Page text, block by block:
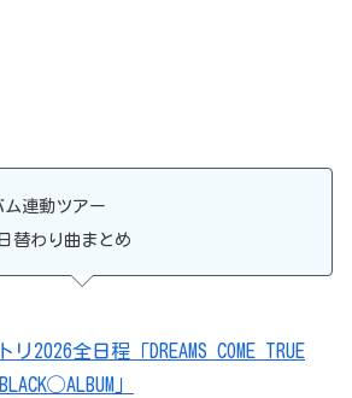
連動ツアー
替わり曲まとめ
2026全日程「DREAMS COME TRUE
」